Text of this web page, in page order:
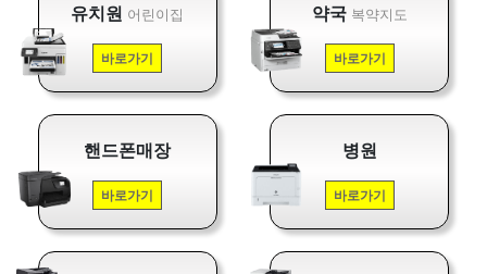
유치원 어린이집
바로가기
약국 복약지도
바로가기
핸드폰매장
바로가기
병원
바로가기